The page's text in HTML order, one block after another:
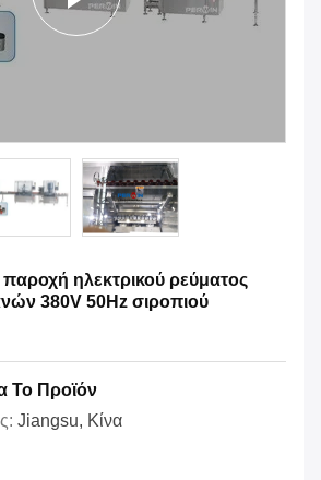
ηλεκτρικού ρεύματος
380V 50Hz σιροπιού
Το Προϊόν
Jiangsu, Κίνα